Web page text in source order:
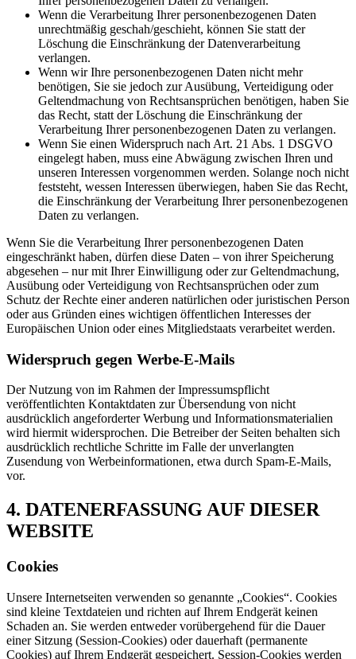
Wenn die Verarbeitung Ihrer personenbezogenen Daten
unrechtmäßig geschah/geschieht, können Sie statt der
Löschung die Einschränkung der Datenverarbeitung
verlangen.
Wenn wir Ihre personenbezogenen Daten nicht mehr
benötigen, Sie sie jedoch zur Ausübung, Verteidigung oder
Geltendmachung von Rechtsansprüchen benötigen, haben Sie
das Recht, statt der Löschung die Einschränkung der
Verarbeitung Ihrer personenbezogenen Daten zu verlangen.
Wenn Sie einen Widerspruch nach Art. 21 Abs. 1 DSGVO
eingelegt haben, muss eine Abwägung zwischen Ihren und
unseren Interessen vorgenommen werden. Solange noch nicht
feststeht, wessen Interessen überwiegen, haben Sie das Recht,
die Einschränkung der Verarbeitung Ihrer personenbezogenen
Daten zu verlangen.
Wenn Sie die Verarbeitung Ihrer personenbezogenen Daten
eingeschränkt haben, dürfen diese Daten – von ihrer Speicherung
abgesehen – nur mit Ihrer Einwilligung oder zur Geltendmachung,
Ausübung oder Verteidigung von Rechtsansprüchen oder zum
Schutz der Rechte einer anderen natürlichen oder juristischen Person
oder aus Gründen eines wichtigen öffentlichen Interesses der
Europäischen Union oder eines Mitgliedstaats verarbeitet werden.
Widerspruch gegen Werbe-E-Mails
Der Nutzung von im Rahmen der Impressumspflicht
veröffentlichten Kontaktdaten zur Übersendung von nicht
ausdrücklich angeforderter Werbung und Informationsmaterialien
wird hiermit widersprochen. Die Betreiber der Seiten behalten sich
ausdrücklich rechtliche Schritte im Falle der unverlangten
Zusendung von Werbeinformationen, etwa durch Spam-E-Mails,
vor.
4. DATENERFASSUNG AUF DIESER
WEBSITE
Cookies
Unsere Internetseiten verwenden so genannte „Cookies“. Cookies
sind kleine Textdateien und richten auf Ihrem Endgerät keinen
Schaden an. Sie werden entweder vorübergehend für die Dauer
einer Sitzung (Session-Cookies) oder dauerhaft (permanente
Cookies) auf Ihrem Endgerät gespeichert. Session-Cookies werden